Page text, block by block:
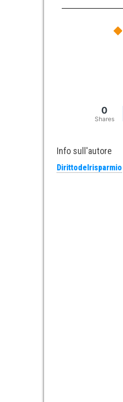
0
Shares
Info sull'autore
Dirittodelrisparmio